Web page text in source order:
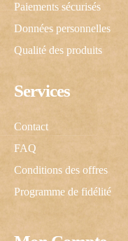
Services
Contact
FAQ
Conditions des offres
Programme de fidélité
Paiements sécurisés
Données personnelles
Qualité des produits